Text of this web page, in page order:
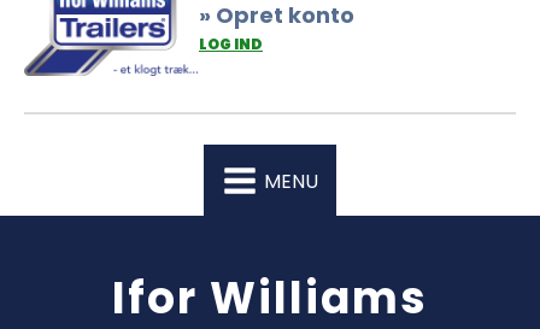
» Opret konto
LOG IND
MENU
Ifor Williams